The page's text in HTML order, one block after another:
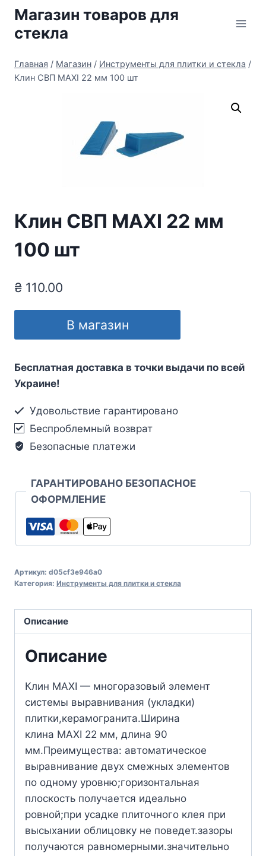
Перейти
содержимому
Магазин товаров для
стекла
Главная / Магазин / Инструменты для плитки и стекла /
Клин СВП MAXI 22 мм 100 шт
Клин СВП MAXI 22 мм
100 шт
₴ 110.00
В магазин
Бесплатная доставка в точки выдачи по всей
Украине!
Удовольствие гарантировано
Беспроблемный возврат
Безопасные платежи
ГАРАНТИРОВАНО БЕЗОПАСНОЕ
ОФОРМЛЕНИЕ
Артикул: d05cf3e946a0
Категория: Инструменты для плитки и стекла
Описание
Описание
Клин MAXI — многоразовый элемент
системы выравнивания (укладки)
плитки,керамогранита.Ширина
клина MAXI 22 мм, длина 90
мм.Преимущества: автоматическое
выравнивание двух смежных элементов
по одному уровню;горизонтальная
плоскость получается идеально
ровной;при усадке плиточного клея при
высыхании облицовку не поведет.зазоры
получаются равномерными.значительно